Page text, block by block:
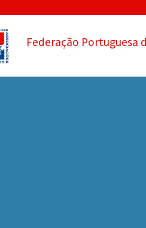
Federação Portuguesa